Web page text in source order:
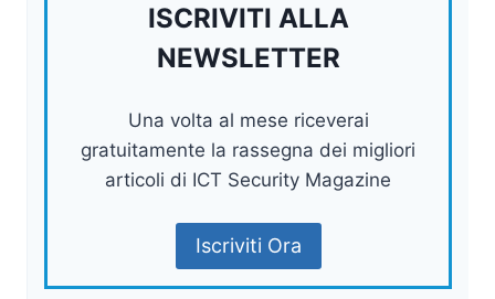
ISCRIVITI ALLA
NEWSLETTER
Una volta al mese riceverai
gratuitamente la rassegna dei migliori
articoli di ICT Security Magazine
Iscriviti Ora